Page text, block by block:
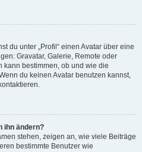
du unter „Profil“ einen Avatar über eine
Gravatar, Galerie, Remote oder
kann bestimmen, ob und wie die
du keinen Avatar benutzen kannst,
ihn ändern?
stehen, zeigen an, wie viele Beiträge
bestimmte Benutzer wie